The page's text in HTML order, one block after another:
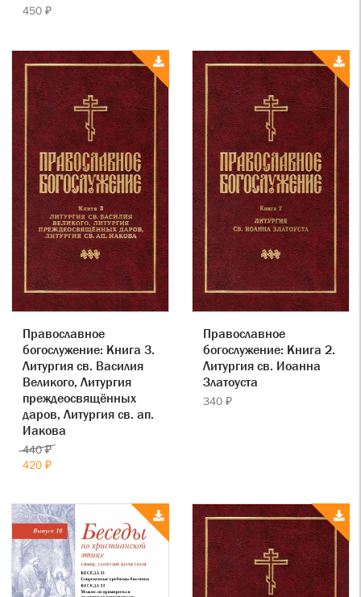
450 ₽
Православное
богослужение: Книга 3.
Литургия св. Василия
Великого, Литургия
преждеосвящённых
даров, Литургия св. ап.
Иакова
440 ₽
420 ₽
Православное
богослужение: Книга 2.
Литургия св. Иоанна
Златоуста
340 ₽